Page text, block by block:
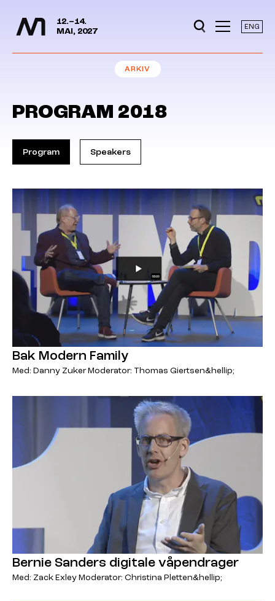
Hopp til hovedinnhold
12.–14.
MAI, 2027
ENG
ARKIV
PROGRAM 2018
Program Speakers
Bak Modern Family
Med: Danny Zuker Moderator: Thomas Giertsen&hellip;
Bernie Sanders digitale våpendrager
Med: Zack Exley Moderator: Christina Pletten&hellip;